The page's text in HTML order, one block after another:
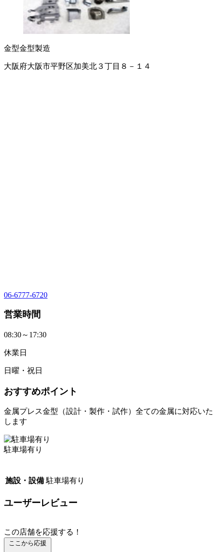
金型金型製造
大阪府大阪市平野区加美北３丁目８－１４
06-6777-6720
営業時間
08:30～17:30
休業日
日曜・祝日
おすすめポイント
金属プレス金型（設計・製作・試作）全ての金属に対応いた
します
駐車場有り
施設・設備 駐車場有り
ユーザーレビュー
この店舗を応援する！
ここから応援